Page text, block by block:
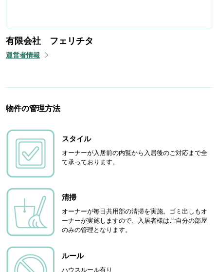
有限会社 フェリチタ
運営者情報
物件の管理方法
スタイル
オーナーが入居前の内覧から入居後のご対応まで全
て承っております。
清掃
オーナーが毎日共用部の清掃を実施。ゴミ出しもオ
ーナーが実施しますので、入居者様はご自分の部屋
のみの管理となります。
ルール
ハウスルール有り